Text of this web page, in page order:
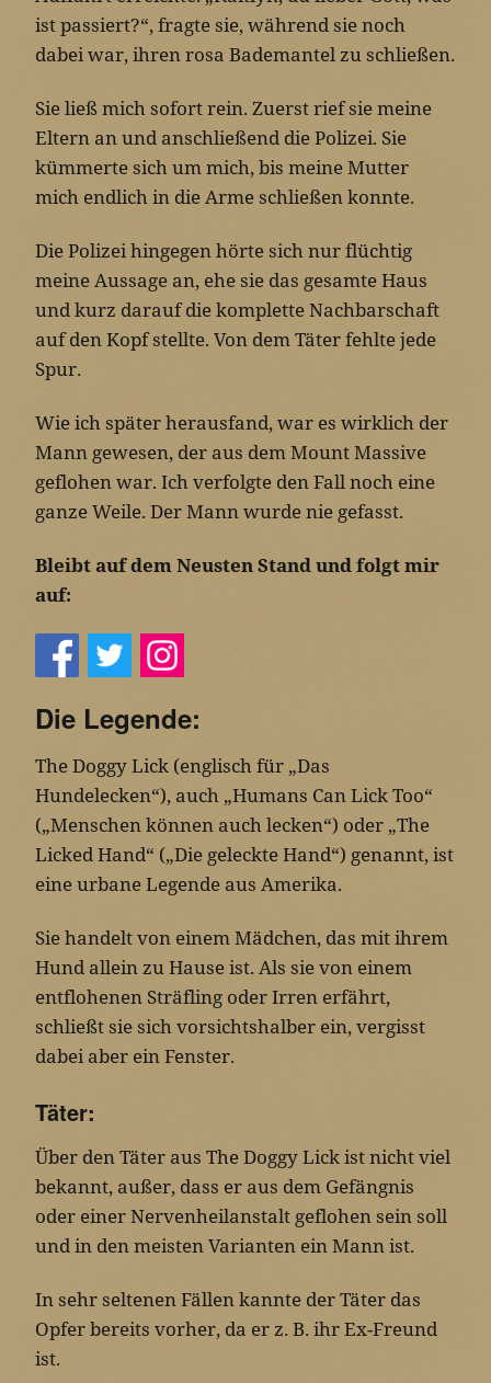
ist passiert?“, fragte sie, während sie noch
dabei war, ihren rosa Bademantel zu schließen.
Sie ließ mich sofort rein. Zuerst rief sie meine
Eltern an und anschließend die Polizei. Sie
kümmerte sich um mich, bis meine Mutter
mich endlich in die Arme schließen konnte.
Die Polizei hingegen hörte sich nur flüchtig
meine Aussage an, ehe sie das gesamte Haus
und kurz darauf die komplette Nachbarschaft
auf den Kopf stellte. Von dem Täter fehlte jede
Spur.
Wie ich später herausfand, war es wirklich der
Mann gewesen, der aus dem Mount Massive
geflohen war. Ich verfolgte den Fall noch eine
ganze Weile. Der Mann wurde nie gefasst.
Bleibt auf dem Neusten Stand und folgt mir
auf:
Die Legende:
The Doggy Lick (englisch für „Das
Hundelecken“), auch „Humans Can Lick Too“
(„Menschen können auch lecken“) oder „The
Licked Hand“ („Die geleckte Hand“) genannt, ist
eine urbane Legende aus Amerika.
Sie handelt von einem Mädchen, das mit ihrem
Hund allein zu Hause ist. Als sie von einem
entflohenen Sträfling oder Irren erfährt,
schließt sie sich vorsichtshalber ein, vergisst
dabei aber ein Fenster.
Täter:
Über den Täter aus The Doggy Lick ist nicht viel
bekannt, außer, dass er aus dem Gefängnis
oder einer Nervenheilanstalt geflohen sein soll
und in den meisten Varianten ein Mann ist.
In sehr seltenen Fällen kannte der Täter das
Opfer bereits vorher, da er z. B. ihr Ex-Freund
ist.